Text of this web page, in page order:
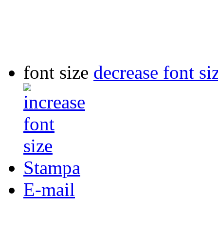
font size decrease font
Stampa
E-mail